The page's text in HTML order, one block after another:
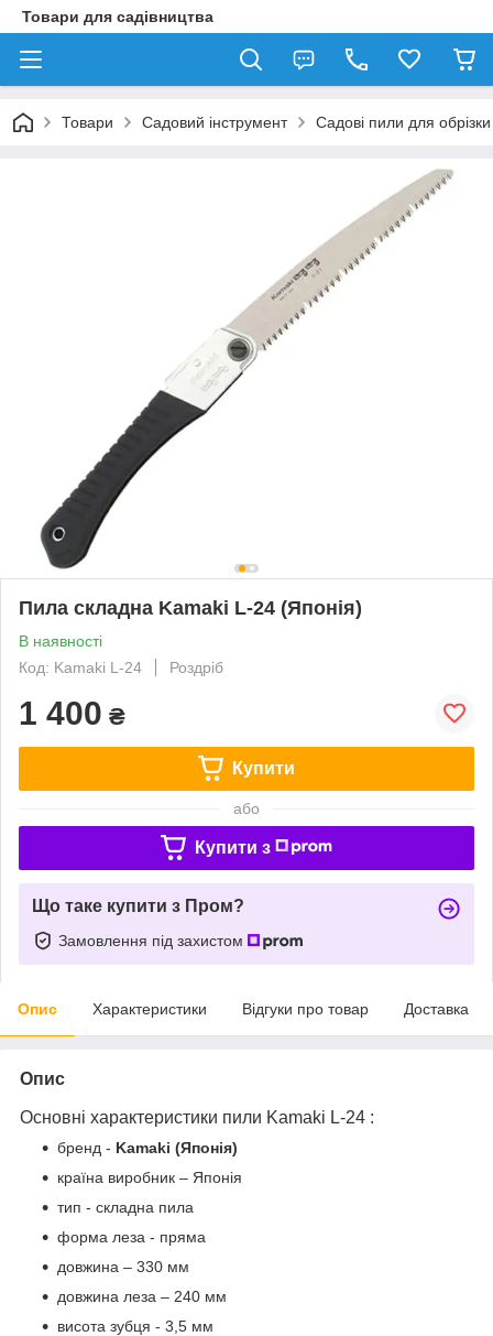
Товари для садівництва
Товари Садовий інструмент Садові пили для обрізки
Пила складна Kamaki L-24 (Японія)
В наявності
Код: Kamaki L-24
Роздріб
1 400 ₴
Купити
або
Купити з
Що таке купити з Пром?
Замовлення під захистом
Опис Характеристики Відгуки про товар Доставка
Опис
Основні характеристики пили Kamaki L-24 :
бренд - Kamaki (Японія)
країна виробник – Японія
тип - складна пила
форма леза - пряма
довжина – 330 мм
довжина леза – 240 мм
висота зубця - 3,5 мм